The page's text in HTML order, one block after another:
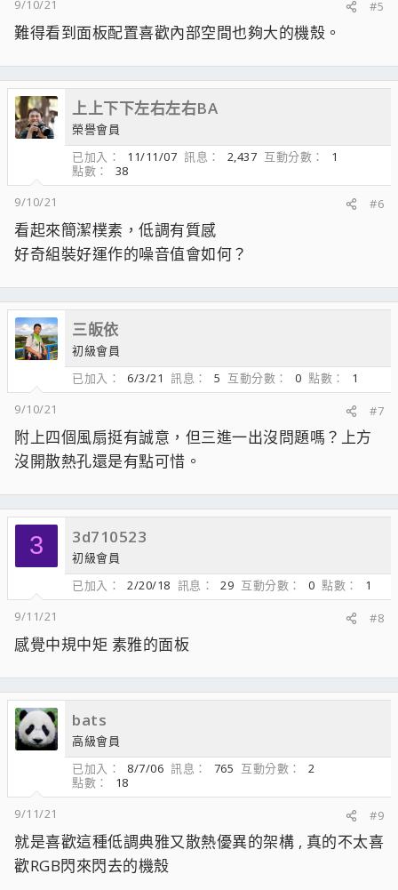
9/10/21 #5
難得看到面板配置喜歡內部空間也夠大的機殼。
上上下下左右左右BA
榮譽會員
已加入
11/11/07 訊息 2,437 互動分數
1
點數
38
9/10/21
#6
看起來簡潔樸素，低調有質感
好奇組裝好運作的噪音值會如何？
三皈依
初級會員
已加入
6/3/21 訊息 5 互動分數 0 點數
1
9/10/21
#7
附上四個風扇挺有誠意，但三進一出沒問題嗎？上方
沒開散熱孔還是有點可惜。
3 3d710523
初級會員
已加入
2/20/18 訊息 29 互動分數 0 點數
1
9/11/21
#8
感覺中規中矩 素雅的面板
bats
高級會員
已加入
8/7/06 訊息 765 互動分數
2
點數
18
9/11/21
#9
就是喜歡這種低調典雅又散熱優異的架構 , 真的不太喜
歡RGB閃來閃去的機殼